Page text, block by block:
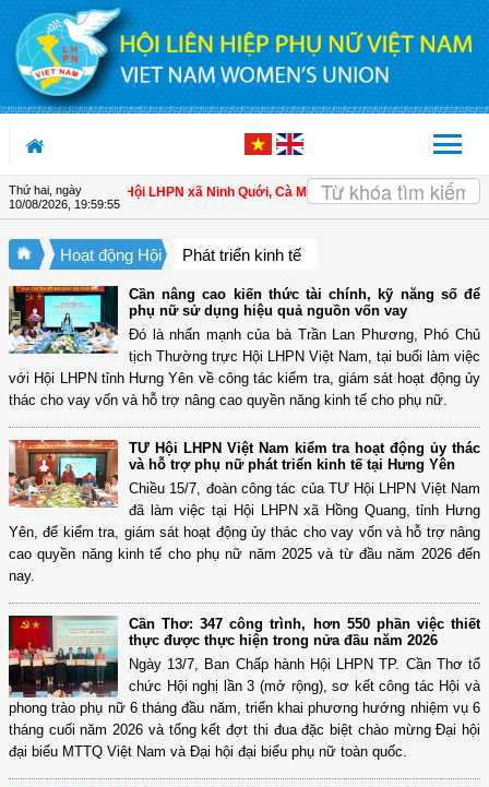
Truy cập nội dung luôn
Thứ hai, ngày
10/08/2026, 19:59:57
làm chủ | Hội LHPN xã Ninh Quới, Cà Mau: Tập huấn kỹ thuật kỹ thuật
Hoạt động Hội Phát triển kinh tế
Cần nâng cao kiến thức tài chính, kỹ năng số để
phụ nữ sử dụng hiệu quả nguồn vốn vay
Đó là nhấn mạnh của bà Trần Lan Phương, Phó Chủ
tịch Thường trực Hội LHPN Việt Nam, tại buổi làm việc
với Hội LHPN tỉnh Hưng Yên về công tác kiểm tra, giám sát hoạt động ủy
thác cho vay vốn và hỗ trợ nâng cao quyền năng kinh tế cho phụ nữ.
TƯ Hội LHPN Việt Nam kiểm tra hoạt động ủy thác
và hỗ trợ phụ nữ phát triển kinh tế tại Hưng Yên
Chiều 15/7, đoàn công tác của TƯ Hội LHPN Việt Nam
đã làm việc tại Hội LHPN xã Hồng Quang, tỉnh Hưng
Yên, để kiểm tra, giám sát hoạt động ủy thác cho vay vốn và hỗ trợ nâng
cao quyền năng kinh tế cho phụ nữ năm 2025 và từ đầu năm 2026 đến
nay.
Cần Thơ: 347 công trình, hơn 550 phần việc thiết
thực được thực hiện trong nửa đầu năm 2026
Ngày 13/7, Ban Chấp hành Hội LHPN TP. Cần Thơ tổ
chức Hội nghị lần 3 (mở rộng), sơ kết công tác Hội và
phong trào phụ nữ 6 tháng đầu năm, triển khai phương hướng nhiệm vụ 6
tháng cuối năm 2026 và tổng kết đợt thi đua đặc biệt chào mừng Đại hội
đại biểu MTTQ Việt Nam và Đại hội đại biểu phụ nữ toàn quốc.